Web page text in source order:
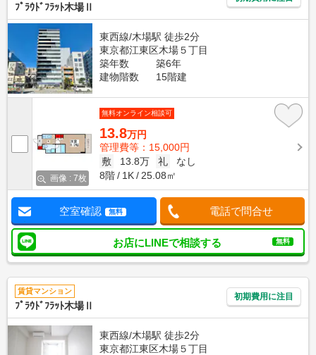
ﾌﾟﾗｳﾄﾞﾌﾗｯﾄ木場Ⅱ
東西線/木場駅 徒歩2分
東京都江東区木場５丁目
築年数
築6年
建物階数
15階建
画像 : 7枚
無料オンライン相談可
13.8万円
管理費等：15,000円
敷
13.8万 礼
なし
8階
1K 25.08㎡
空室確認 無料 電話で問合せ
お店にLINEで相談する 無料
賃貸マンション
ﾌﾟﾗｳﾄﾞﾌﾗｯﾄ木場Ⅱ
初期費用に注目
東西線/木場駅 徒歩2分
東京都江東区木場５丁目